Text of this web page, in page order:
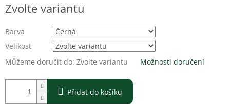
cena:
Zvolte variantu
Barva
Velikost
Můžeme doručit do: Zvolte variantu Možnosti doručení
Přidat do košíku